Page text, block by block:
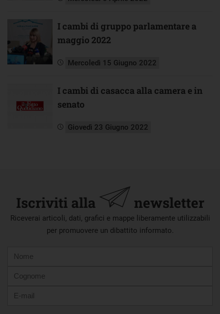
I cambi di gruppo parlamentare a
maggio 2022
Mercoledì 15 Giugno 2022
I cambi di casacca alla camera e in
senato
Giovedì 23 Giugno 2022
Iscriviti alla newsletter
Riceverai articoli, dati, grafici e mappe liberamente utilizzabili
per promuovere un dibattito informato.
mail